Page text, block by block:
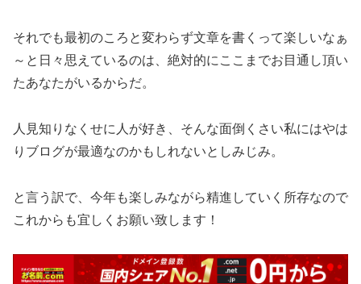
それでも最初のころと変わらず文章を書くって楽しいなぁ
～と日々思えているのは、絶対的にここまでお目通し頂い
たあなたがいるからだ。
人見知りなくせに人が好き、そんな面倒くさい私にはやは
りブログが最適なのかもしれないとしみじみ。
と言う訳で、今年も楽しみながら精進していく所存なので
これからも宜しくお願い致します！